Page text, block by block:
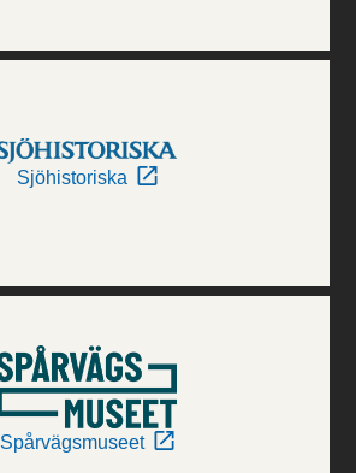
Sjöhistoriska
Spårvägsmuseet